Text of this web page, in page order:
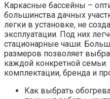
Каркасные бассейны –
большинства дачных
легки в установке, не
эксплуатации. Под них
стационарные чаши.
размеров позволяет
каждой конкретной семьи.
комплектации, бренда и
Как выбрать